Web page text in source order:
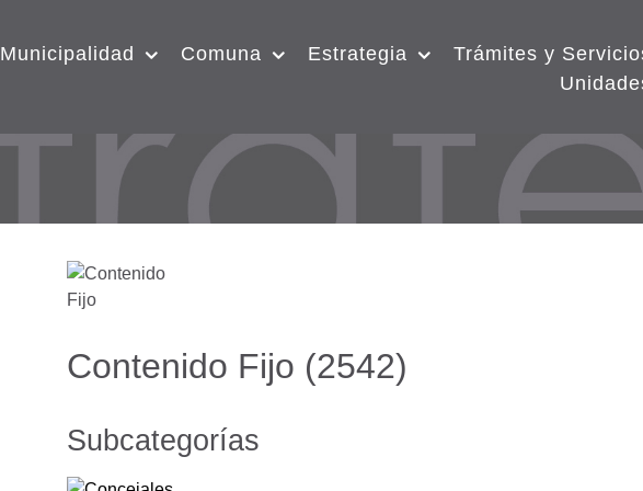
Municipalidad Comuna Estrategia
Trámites y
Contenido Fijo (2542)
Subcategorías